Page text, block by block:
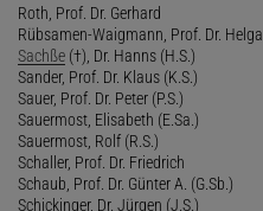
Roth, Prof. Dr. Gerhard
Rübsamen-Waigmann, Prof. Dr. Helga
Sachße (†), Dr. Hanns (H.S.)
Sander, Prof. Dr. Klaus (K.S.)
Sauer, Prof. Dr. Peter (P.S.)
Sauermost, Elisabeth (E.Sa.)
Sauermost, Rolf (R.S.)
Schaller, Prof. Dr. Friedrich
Schaub, Prof. Dr. Günter A. (G.Sb.)
Schickinger, Dr. Jürgen (J.S.)